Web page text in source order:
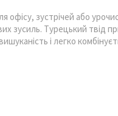
офісу, зустрічей або
зусиль. Турецький твід
і легко